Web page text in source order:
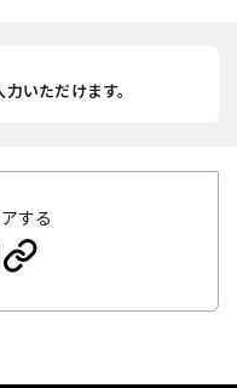
いただけます。
する